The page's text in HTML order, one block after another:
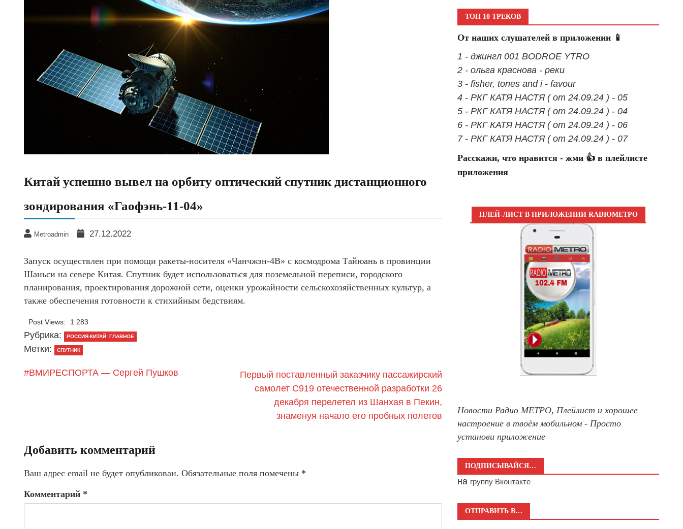
Китай успешно вывел на орбиту оптический спутник дистанционного
зондирования «Гаофэнь-11-04»
Metroadmin 27.12.2022
Запуск осуществлен при помощи ракеты-носителя «Чанчжэн-4B» с космодрома Тайюань в провинции
Шаньси на севере Китая. Спутник будет использоваться для поземельной переписи, городского
планирования, проектирования дорожной сети, оценки урожайности сельскохозяйственных культур, а
также обеспечения готовности к стихийным бедствиям.
Post Views: 1 283
Рубрика: РОССИЯ-КИТАЙ: ГЛАВНОЕ
Метки: СПУТНИК
#ВМИРЕСПОРТА — Сергей Пушков
Первый поставленный заказчику пассажирский
самолет C919 отечественной разработки 26
декабря перелетел из Шанхая в Пекин,
знаменуя начало его пробных полетов
Добавить комментарий
Ваш адрес email не будет опубликован. Обязательные поля помечены *
Комментарий *
ТОП 10 ТРЕКОВ
От наших слушателей в приложении 📱
1 - джингл 001 BODROE YTRO
2 - ольга краснова - реки
3 - fisher, tones and i - favour
4 - РКГ КАТЯ НАСТЯ ( от 24.09.24 ) - 05
5 - РКГ КАТЯ НАСТЯ ( от 24.09.24 ) - 04
6 - РКГ КАТЯ НАСТЯ ( от 24.09.24 ) - 06
7 - РКГ КАТЯ НАСТЯ ( от 24.09.24 ) - 07
Расскажи, что нравится - жми 👍 в плейлисте
приложения
ПЛЕЙ-ЛИСТ В ПРИЛОЖЕНИИ RADIOМЕТРО
Новости Радио МЕТРО, Плейлист и хорошее
настроение в твоём мобильном - Просто
установи приложение
ПОДПИСЫВАЙСЯ…
на группу Вконтакте
ОТПРАВИТЬ В…